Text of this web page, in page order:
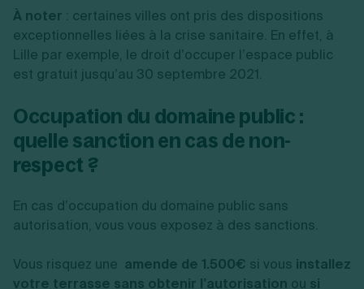
À noter : certaines villes ont pris des dispositions
exceptionnelles liées à la crise sanitaire. En effet, à
Lille par exemple, le droit d’occuper l’espace public
est gratuit jusqu’au 30 septembre 2021.
Occupation du domaine public :
quelle sanction en cas de non-
respect ?
En cas d’occupation du domaine public sans
autorisation, vous vous exposez à des sanctions.
Vous risquez une amende de 1.500€ si vous installez
votre terrasse sans obtenir l’autorisation ou si